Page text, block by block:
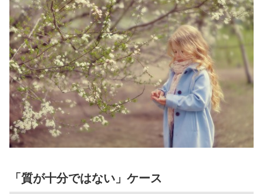
「質が十分ではない」ケース